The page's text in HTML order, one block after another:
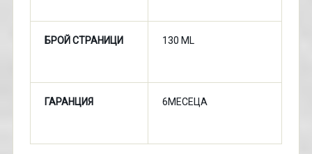
БРОЙ СТРАНИЦИ 130 ML
ГАРАНЦИЯ 6МЕСЕЦА